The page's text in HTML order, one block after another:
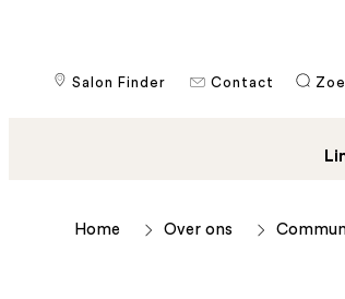
Salon Finder Contact
Home Over ons